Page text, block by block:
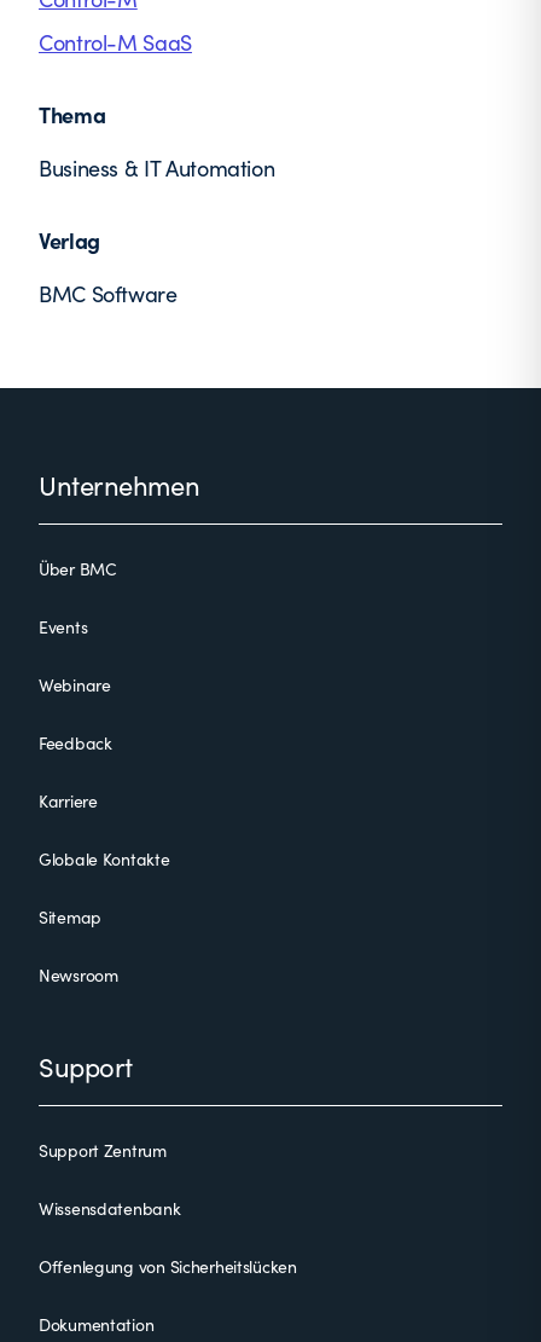
Control-M SaaS
Thema
Business & IT Automation
Verlag
BMC Software
FooterUnternehmen
Über BMC
Events
Webinare
Feedback
Karriere
Globale Kontakte
Sitemap
Newsroom
Support
Support Zentrum
Wissensdatenbank
Offenlegung von Sicherheitslücken
Dokumentation